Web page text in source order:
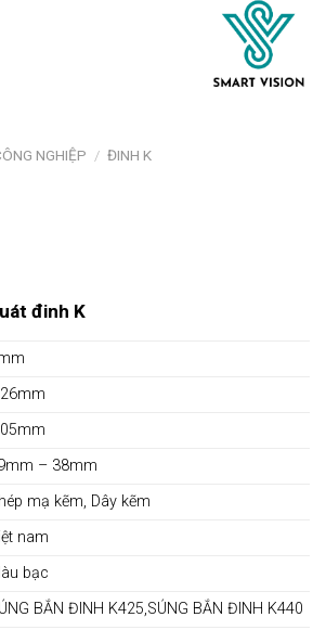
NGHIỆP / ĐINH K
đinh K
– 38mm
mạ kẽm, Dây kẽm
nam
bạc
BẮN ĐINH K425,SÚNG BẮN ĐINH K440